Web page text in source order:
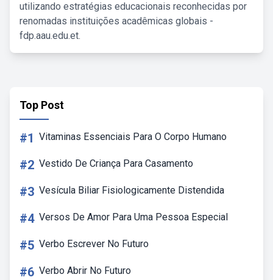
utilizando estratégias educacionais reconhecidas por
renomadas instituições acadêmicas globais -
fdp.aau.edu.et.
Top Post
#1 Vitaminas Essenciais Para O Corpo Humano
#2 Vestido De Criança Para Casamento
#3 Vesícula Biliar Fisiologicamente Distendida
#4 Versos De Amor Para Uma Pessoa Especial
#5 Verbo Escrever No Futuro
#6 Verbo Abrir No Futuro